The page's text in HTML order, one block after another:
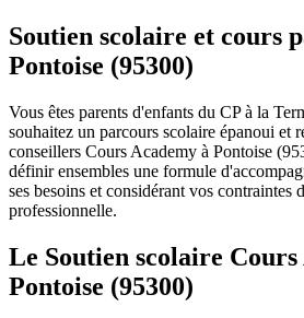
Soutien scolaire et cours
Pontoise (95300)
Vous êtes parents d'enfants du CP à la
souhaitez un parcours scolaire épanoui et
conseillers Cours Academy à Pontoise
définir ensembles une formule
ses besoins et considérant vos contraintes
professionnelle.
Le Soutien scolaire Cours
Pontoise (95300)